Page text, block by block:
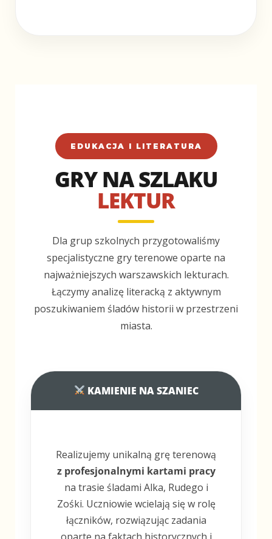
EDUKACJA I LITERATURA
GRY NA SZLAKU
LEKTUR
Dla grup szkolnych przygotowaliśmy
specjalistyczne gry terenowe oparte na
najważniejszych warszawskich lekturach.
Łączymy analizę literacką z aktywnym
poszukiwaniem śladów historii w przestrzeni
miasta.
KAMIENIE NA SZANIEC
Realizujemy unikalną grę terenową
z profesjonalnymi kartami pracy
na trasie śladami Alka, Rudego i
Zośki. Uczniowie wcielają się w rolę
łączników, rozwiązując zadania